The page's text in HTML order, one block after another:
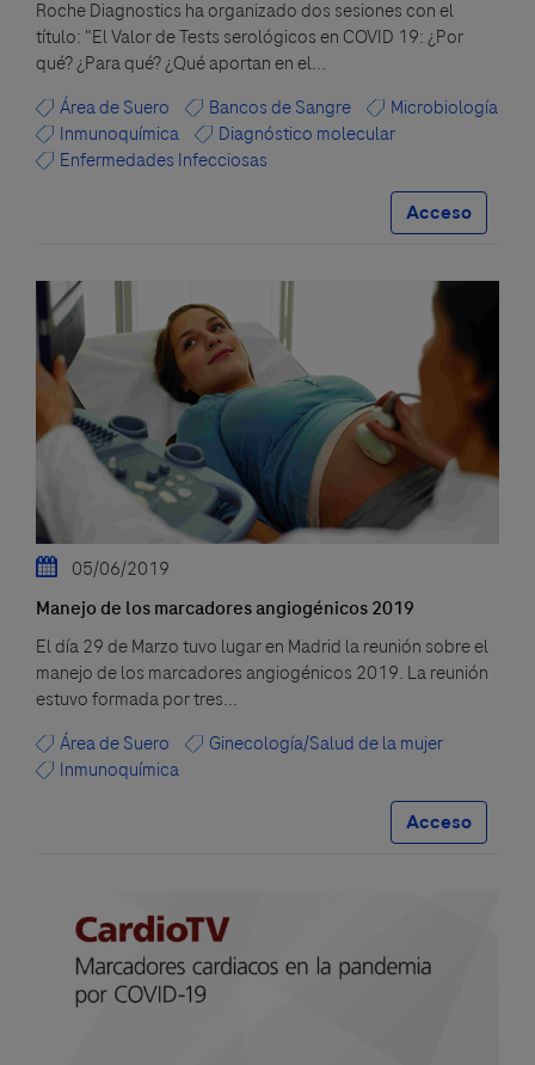
Roche Diagnostics ha organizado dos sesiones con el
título: "El Valor de Tests serológicos en COVID 19: ¿Por
qué? ¿Para qué? ¿Qué aportan en el...
Área de Suero
Bancos de Sangre
Microbiología
Inmunoquímica
Diagnóstico molecular
Enfermedades Infecciosas
Acceso
05/06/2019
Manejo de los marcadores angiogénicos 2019
El día 29 de Marzo tuvo lugar en Madrid la reunión sobre el
manejo de los marcadores angiogénicos 2019. La reunión
estuvo formada por tres...
Área de Suero
Ginecología/Salud de la mujer
Inmunoquímica
Acceso